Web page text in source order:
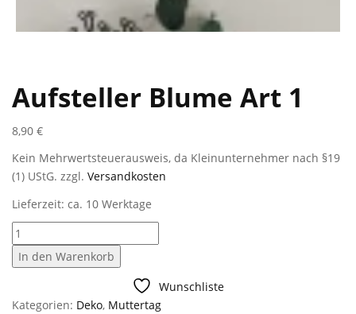
Aufsteller Blume Art 1
8,90 €
Kein Mehrwertsteuerausweis, da Kleinunternehmer nach §19
(1) UStG. zzgl. Versandkosten
Lieferzeit: ca. 10 Werktage
Aufsteller
Blume
Art
Menge
In den Warenkorb
Wunschliste
Kategorien: Deko, Muttertag